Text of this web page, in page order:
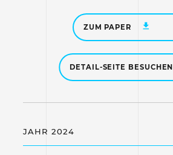
ZUM PAPER
DETAIL-SEITE BESUCHEN
JAHR 2024